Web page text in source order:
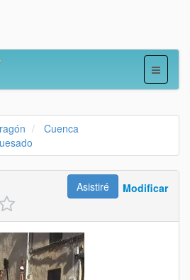
Cuenca
Asistiré Modificar